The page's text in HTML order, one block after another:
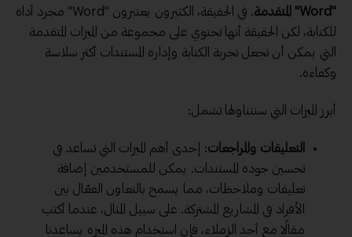
"Word" المتقدمة
. في الحقيقة، الكثيرون يعتبرون "Word" مجرد أداة
للكتابة، لكن الحقيقة أنها تحتوي على مجموعة من الميزات المتقدمة
التي يمكن أن تجعل تجربة الكتابة وإدارة المستندات أكثر سلاسة
وكفاءة.
أبرز الميزات التي سنتناولها تشمل:
التعليقات والمراجعات: إحدى أهم الميزات التي تساعد في
تحسين جودة المستندات. يمكن للمستخدمين إضافة
تعليقات وملاحظات، مما يسمح بالتعاون الفعّال بين
الأفراد في المشاريع المشتركة. على سبيل المثال، عندما أكتب
مقالًا مع أحد الزملاء، فإن استخدام هذه الميزة يساعدنا